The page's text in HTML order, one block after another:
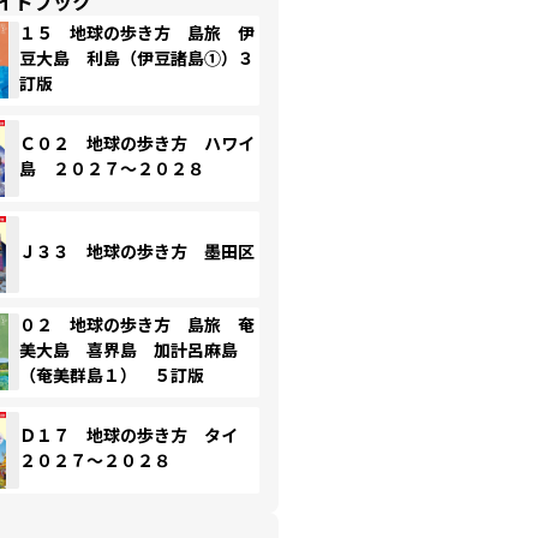
１５ 地球の歩き方 島旅 伊
豆大島 利島（伊豆諸島①）３
訂版
Ｃ０２ 地球の歩き方 ハワイ
島 ２０２７～２０２８
Ｊ３３ 地球の歩き方 墨田区
０２ 地球の歩き方 島旅 奄
美大島 喜界島 加計呂麻島
（奄美群島１） ５訂版
Ｄ１７ 地球の歩き方 タイ
２０２７～２０２８